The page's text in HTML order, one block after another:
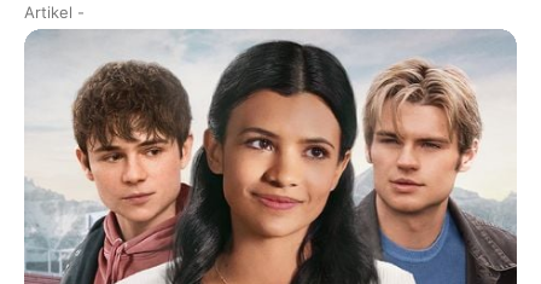
Artikel -